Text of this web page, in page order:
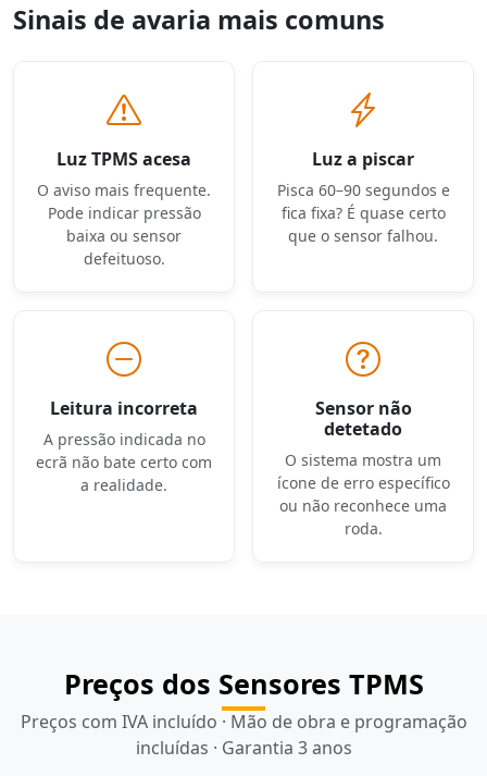
Sinais de avaria mais comuns
Luz TPMS acesa
O aviso mais frequente.
Pode indicar pressão
baixa ou sensor
defeituoso.
Luz a piscar
Pisca 60–90 segundos e
fica fixa? É quase certo
que o sensor falhou.
Leitura incorreta
A pressão indicada no
ecrã não bate certo com
a realidade.
Sensor não
detetado
O sistema mostra um
ícone de erro específico
ou não reconhece uma
roda.
Preços dos Sensores TPMS
Preços com IVA incluído · Mão de obra e programação
incluídas · Garantia 3 anos